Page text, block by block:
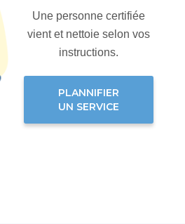
Une personne certifiée
vient et nettoie selon vos
instructions.
PLANNIFIER
UN SERVICE